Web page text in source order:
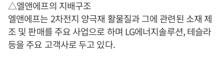
△엘앤에프의 지배구조
엘앤에프는 2차전지 양극재 활물질과 그에 관련된 소재 제
조 및 판매를 주요 사업으로 하며 LG에너지솔루션, 테슬라
등을 주요 고객사로 두고 있다.